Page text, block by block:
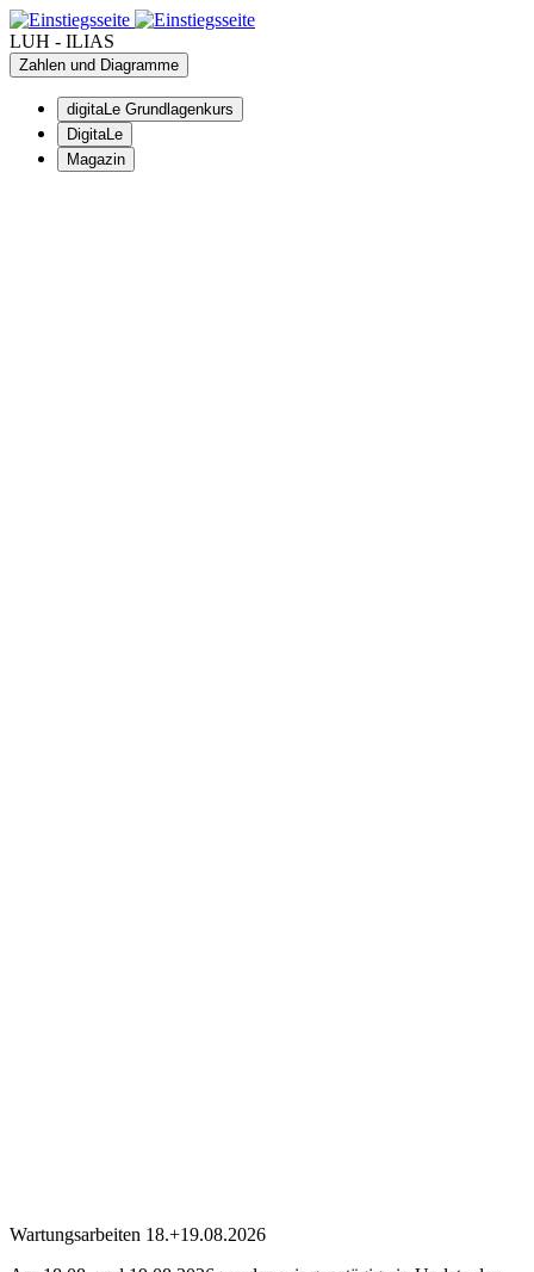
LUH - ILIAS
Zahlen und Diagramme
digitaLe Grundlagenkurs
DigitaLe
Magazin
Wartungsarbeiten 18.+19.08.2026